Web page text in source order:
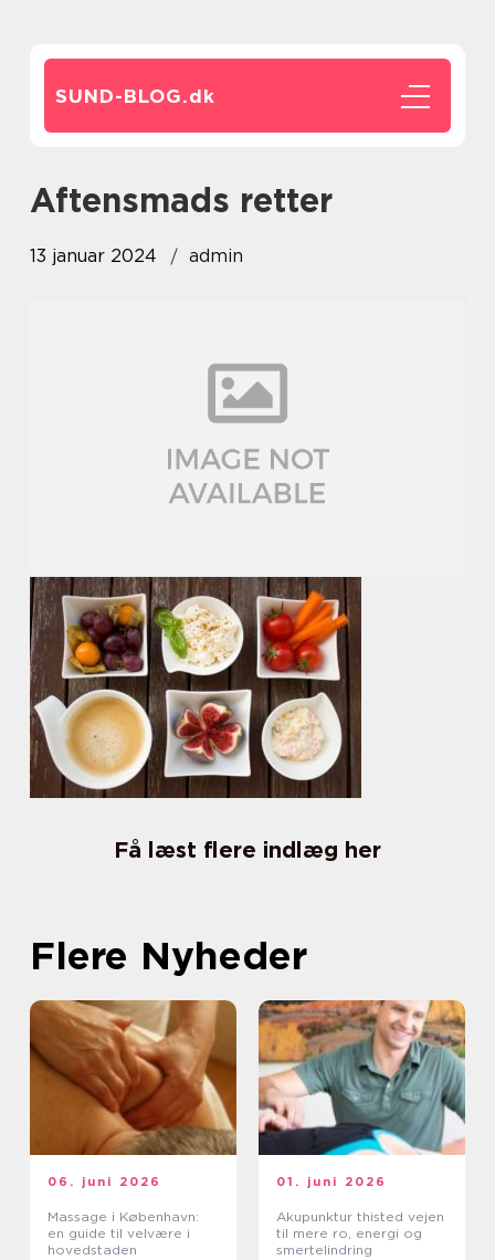
SUND-BLOG.dk
aftensmads retter
13 januar 2024 admin
Få læst flere indlæg her
Flere Nyheder
06. juni 2026
Massage i København:
en guide til velvære i
hovedstaden
01. juni 2026
Akupunktur thisted vejen
til mere ro, energi og
smertelindring